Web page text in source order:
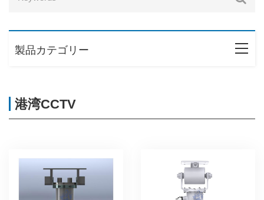
製品カテゴリー
港湾CCTV